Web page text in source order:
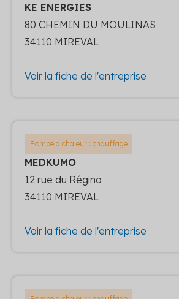
KE ENERGIES
80 CHEMIN DU MOULINAS
34110 MIREVAL
Voir la fiche de l'entreprise
Pompe a chaleur : chauffage
MEDKUMO
12 rue du Régina
34110 MIREVAL
Voir la fiche de l'entreprise